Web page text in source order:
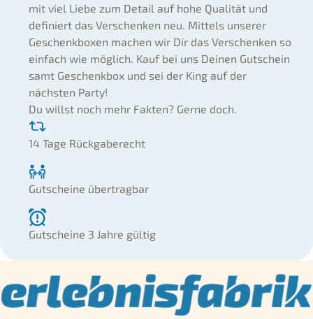
mit viel Liebe zum Detail auf hohe Qualität und
definiert das Verschenken neu. Mittels unserer
Geschenkboxen machen wir Dir das Verschenken so
einfach wie möglich. Kauf bei uns Deinen Gutschein
samt Geschenkbox und sei der King auf der
nächsten Party!
Du willst noch mehr Fakten? Gerne doch.
14 Tage Rückgaberecht
Gutscheine übertragbar
Gutscheine 3 Jahre gültig